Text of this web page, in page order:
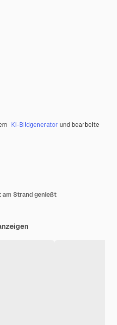
KI-Bildgenerator und bearbeite
am Strand genießt